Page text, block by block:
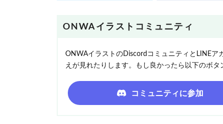
ONWAイラストコミュニティ
ONWAイラストのDiscordコミュニティとLINE
えが見れたりします。もし良かったら以下のボタ
コミュニティに参加